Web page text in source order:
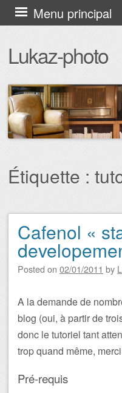
Lukaz-photo
Menu principal
Aller au contenu principal
Étiquette :
Navigation des
Cafenol «
Posted on 02/01/2011 by
A la demande de
blog (oui, à partir de
donc le tutoriel tant
trop quand même,
Pré-requis